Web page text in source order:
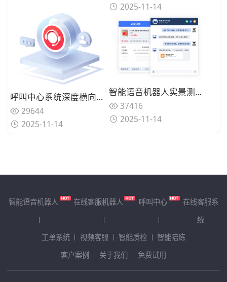
2025-11-14
呼叫中心系统深度横向测评：合力亿捷对比Zendesk等国际厂商全景评测
29644
2025-11-14
智能语音机器人实景测试：5家主流厂商在真实业务场景中的表现对比，谁家方案经得起检验？
37416
2025-11-14
智能语音机器人 在线客服机器人 呼叫中心
在线客服系
统
工单系统
视频客服 智能质检
智能陪练
客户案例
关于我们 免费试用